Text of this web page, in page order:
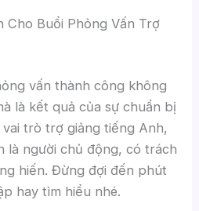
Cho Buổi Phỏng Vấn Trợ
vấn thành công không
là kết quả của sự chuẩn bị
trò trợ giảng tiếng Anh,
là người chủ động, có trách
hiến. Đừng đợi đến phút
hay tìm hiểu nhé.